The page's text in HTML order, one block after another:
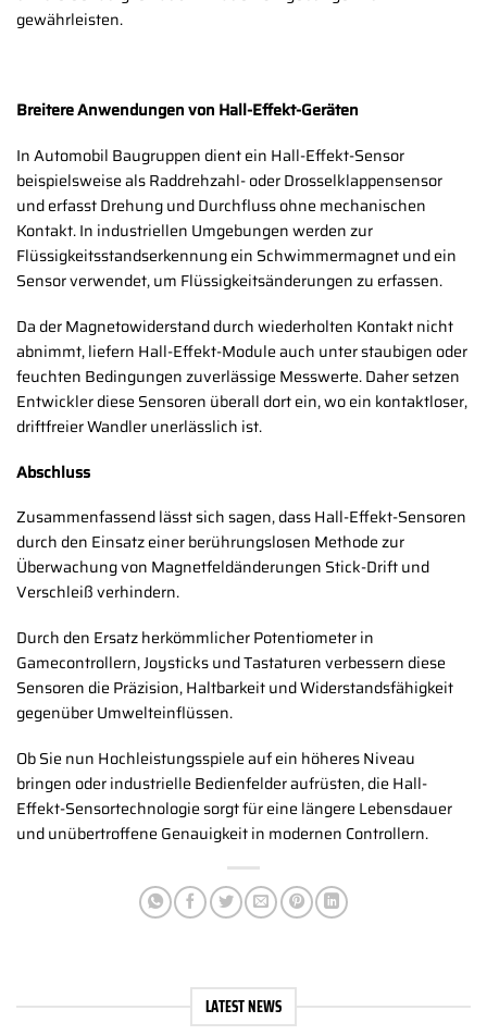
gewährleisten.
Breitere Anwendungen von Hall-Effekt-Geräten
In Automobil Baugruppen dient ein Hall-Effekt-Sensor
beispielsweise als Raddrehzahl- oder Drosselklappensensor
und erfasst Drehung und Durchfluss ohne mechanischen
Kontakt. In industriellen Umgebungen werden zur
Flüssigkeitsstandserkennung ein Schwimmermagnet und ein
Sensor verwendet, um Flüssigkeitsänderungen zu erfassen.
Da der Magnetowiderstand durch wiederholten Kontakt nicht
abnimmt, liefern Hall-Effekt-Module auch unter staubigen oder
feuchten Bedingungen zuverlässige Messwerte. Daher setzen
Entwickler diese Sensoren überall dort ein, wo ein kontaktloser,
driftfreier Wandler unerlässlich ist.
Abschluss
Zusammenfassend lässt sich sagen, dass Hall-Effekt-Sensoren
durch den Einsatz einer berührungslosen Methode zur
Überwachung von Magnetfeldänderungen Stick-Drift und
Verschleiß verhindern.
Durch den Ersatz herkömmlicher Potentiometer in
Gamecontrollern, Joysticks und Tastaturen verbessern diese
Sensoren die Präzision, Haltbarkeit und Widerstandsfähigkeit
gegenüber Umwelteinflüssen.
Ob Sie nun Hochleistungsspiele auf ein höheres Niveau
bringen oder industrielle Bedienfelder aufrüsten, die Hall-
Effekt-Sensortechnologie sorgt für eine längere Lebensdauer
und unübertroffene Genauigkeit in modernen Controllern.
LATEST NEWS